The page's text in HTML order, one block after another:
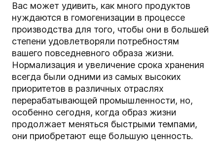
Вас может удивить, как много продуктов
нуждаются в гомогенизации в процессе
производства для того, чтобы они в большей
степени удовлетворяли потребностям
вашего повседневного образа жизни.
Нормализация и увеличение срока хранения
всегда были одними из самых высоких
приоритетов в различных отраслях
перерабатывающей промышленности, но,
особенно сегодня, когда образ жизни
продолжает меняться быстрыми темпами,
они приобретают еще большую ценность.